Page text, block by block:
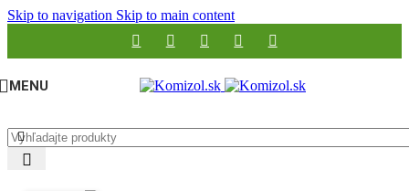
Skip to navigation Skip to main content
MENU